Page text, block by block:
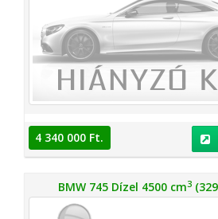
4 340 000 Ft.
BMW 745 Dízel 4500 cm3